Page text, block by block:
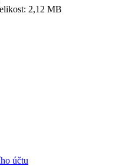
2,12 MB
účtu